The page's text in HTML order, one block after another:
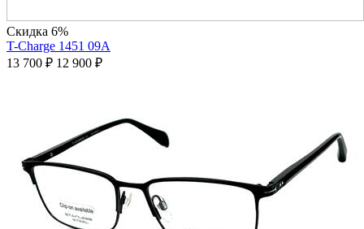
Скидка 6%
T-Charge 1451 09A
13 700 ₽ 12 900 ₽